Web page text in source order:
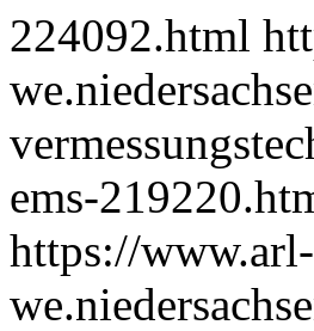
224092.html
ems-
https://www.arl-